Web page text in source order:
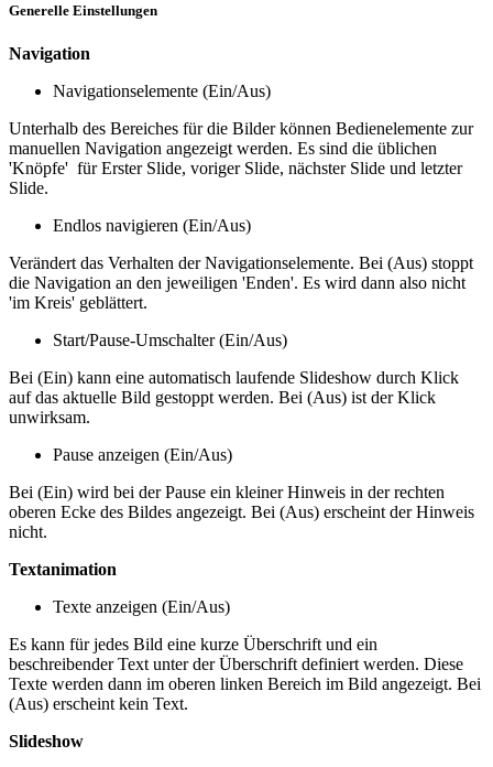
Generelle Einstellungen
Navigation
Navigationselemente (Ein/Aus)
Unterhalb des Bereiches für die Bilder können Bedienelemente zur
manuellen Navigation angezeigt werden. Es sind die üblichen
'Knöpfe' für Erster Slide, voriger Slide, nächster Slide und letzter
Slide.
Endlos navigieren (Ein/Aus)
Verändert das Verhalten der Navigationselemente. Bei (Aus) stoppt
die Navigation an den jeweiligen 'Enden'. Es wird dann also nicht
'im Kreis' geblättert.
Start/Pause-Umschalter (Ein/Aus)
Bei (Ein) kann eine automatisch laufende Slideshow durch Klick
auf das aktuelle Bild gestoppt werden. Bei (Aus) ist der Klick
unwirksam.
Pause anzeigen (Ein/Aus)
Bei (Ein) wird bei der Pause ein kleiner Hinweis in der rechten
oberen Ecke des Bildes angezeigt. Bei (Aus) erscheint der Hinweis
nicht.
Textanimation
Texte anzeigen (Ein/Aus)
Es kann für jedes Bild eine kurze Überschrift und ein
beschreibender Text unter der Überschrift definiert werden. Diese
Texte werden dann im oberen linken Bereich im Bild angezeigt. Bei
(Aus) erscheint kein Text.
Slideshow